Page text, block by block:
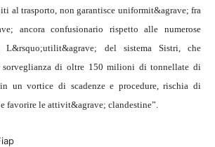
al trasporto, non garantisce uniformit&agrave; fra
ancora confusionario rispetto alle numerose
del sistema Sistri, che
sorveglianza di oltre 150 milioni di tonnellate di
un vortice di scadenze e procedure, rischia di
favorire le attivit&agrave; clandestine”.
p